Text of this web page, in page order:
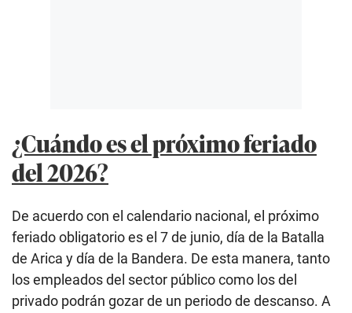
¿Cuándo es el próximo feriado
del 2026?
De acuerdo con el calendario nacional, el próximo
feriado obligatorio es el 7 de junio, día de la Batalla
de Arica y día de la Bandera. De esta manera, tanto
los empleados del sector público como los del
privado podrán gozar de un periodo de descanso. A